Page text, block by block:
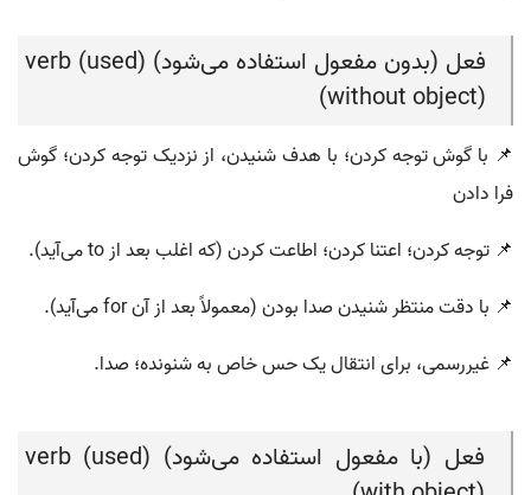
فعل (بدون مفعول استفاده می‌شود) (verb (used
without object))
📌 با گوش توجه کردن؛ با هدف شنیدن، از نزدیک توجه کردن؛ گوش
فرا دادن
📌 توجه کردن؛ اعتنا کردن؛ اطاعت کردن (که اغلب بعد از to می‌آید).
📌 با دقت منتظر شنیدن صدا بودن (معمولاً بعد از آن for می‌آید).
📌 غیررسمی، برای انتقال یک حس خاص به شنونده؛ صدا.
فعل (با مفعول استفاده می‌شود) (verb (used